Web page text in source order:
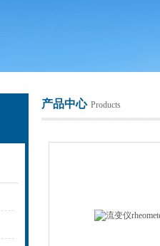
产品中心 Products